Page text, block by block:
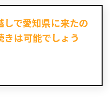
で愛知県に来たの
は可能でしょう